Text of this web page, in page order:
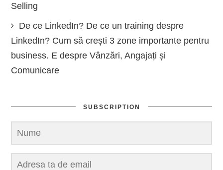
Selling
De ce LinkedIn? De ce un training despre
LinkedIn? Cum să crești 3 zone importante pentru
business. E despre Vânzări, Angajați și
Comunicare
SUBSCRIPTION